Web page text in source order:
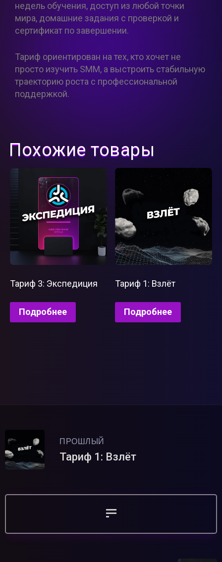
недель обучения, доступ из любой точки
мира, домашние задания с проверкой и
сертификат по завершении.
Тариф ориентирован на тех, кто хочет не
просто изучить SMM, а выстроить стабильную
траекторию роста с профессиональной
поддержкой.
Похожие товары
Тариф 3: Экспедиция
Подробнее
Тариф 1: Взлёт
Подробнее
ПРОШЛЫЙ
Тариф 1: Взлёт